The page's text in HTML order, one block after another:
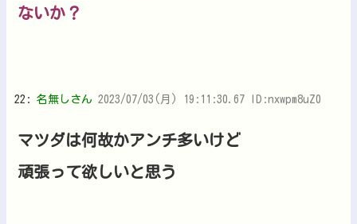
ないか？
22: 名無しさん 2023/07/03(月) 19:11:30.67 ID:nxwpm8uZ0
マツダは何故かアンチ多いけど
頑張って欲しいと思う